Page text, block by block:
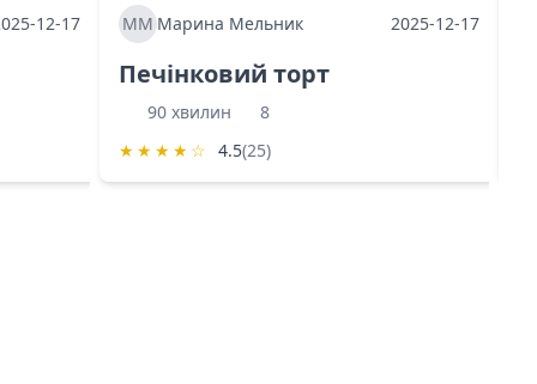
12-17 МММарина Мельник 2025-12-17
Печінковий торт
90 хвилин
8
★ ★ ★ ★ ☆ 4.5(25)